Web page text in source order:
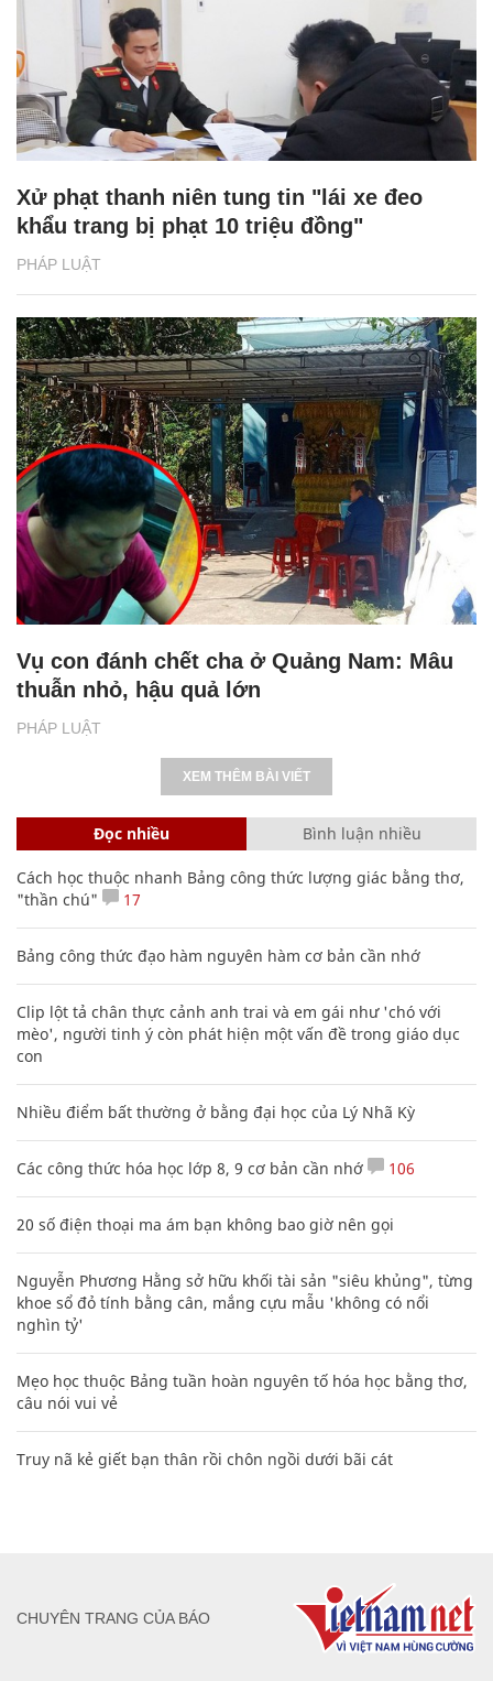
PHÁP LUẬT
Xử phạt thanh niên tung tin "lái xe đeo
khẩu trang bị phạt 10 triệu đồng"
PHÁP LUẬT
Vụ con đánh chết cha ở Quảng Nam: Mâu
thuẫn nhỏ, hậu quả lớn
XEM THÊM BÀI VIẾT
Đọc nhiều Bình luận nhiều
Cách học thuộc nhanh Bảng công thức lượng giác bằng thơ,
"thần chú"
17
Bảng công thức đạo hàm nguyên hàm cơ bản cần nhớ
Clip lột tả chân thực cảnh anh trai và em gái như 'chó với
mèo', người tinh ý còn phát hiện một vấn đề trong giáo dục
con
Nhiều điểm bất thường ở bằng đại học của Lý Nhã Kỳ
Các công thức hóa học lớp 8, 9 cơ bản cần nhớ 106
20 số điện thoại ma ám bạn không bao giờ nên gọi
Nguyễn Phương Hằng sở hữu khối tài sản "siêu khủng", từng
khoe sổ đỏ tính bằng cân, mắng cựu mẫu 'không có nổi
nghìn tỷ'
Mẹo học thuộc Bảng tuần hoàn nguyên tố hóa học bằng thơ,
câu nói vui vẻ
Truy nã kẻ giết bạn thân rồi chôn ngồi dưới bãi cát
CHUYÊN TRANG CỦA BÁO